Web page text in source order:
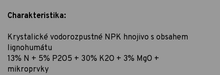
Charakteristika:
Krystalické vodorozpustné NPK hnojivo s obsahem
lignohumátu
13% N + 5% P2O5 + 30% K2O + 3% MgO +
mikroprvky